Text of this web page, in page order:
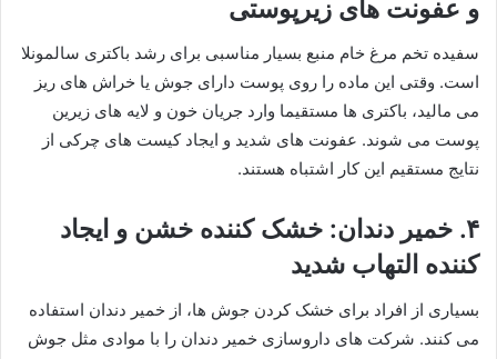
و عفونت های زیرپوستی
​سفیده تخم مرغ خام منبع بسیار مناسبی برای رشد باکتری سالمونلا
است. وقتی این ماده را روی پوست دارای جوش یا خراش های ریز
می مالید، باکتری ها مستقیما وارد جریان خون و لایه های زیرین
پوست می شوند. عفونت های شدید و ایجاد کیست های چرکی از
نتایج مستقیم این کار اشتباه هستند.
​۴. خمیر دندان: خشک کننده خشن و ایجاد
کننده التهاب شدید
​بسیاری از افراد برای خشک کردن جوش ها، از خمیر دندان استفاده
می کنند. شرکت های داروسازی خمیر دندان را با موادی مثل جوش